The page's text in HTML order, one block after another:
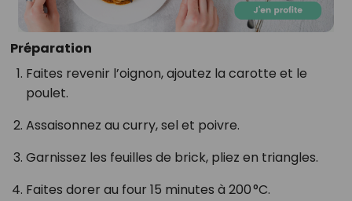
Préparation
Faites revenir l’oignon, ajoutez la carotte et le
poulet.
Assaisonnez au curry, sel et poivre.
Garnissez les feuilles de brick, pliez en triangles.
Faites dorer au four 15 minutes à 200 °C.